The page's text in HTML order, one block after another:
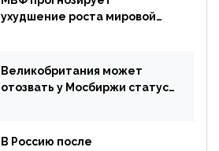
ухудшение роста мировой
апреля
Великобритания может
отозвать у Мосбиржи статус
В Россию после